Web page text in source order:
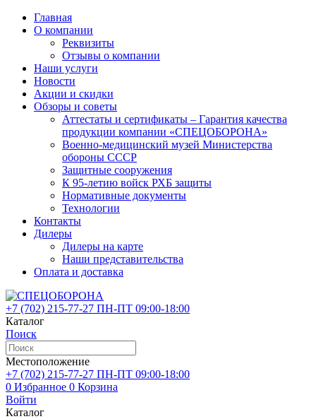
Главная
О компании
Реквизиты
Отзывы о компании
Наши услуги
Новости
Акции и скидки
Обзоры и советы
Аттестаты и сертификаты – Гарантия качества
продукции компании «СПЕЦОБОРОНА»
Военно-медицинский музей Министерства
обороны СССР
Защитные сооружения
К 95-летию войск РХБ защиты
Нормативные документы
Технологии
Контакты
Дилеры
Дилеры на карте
Наши представительства
Оплата и доставка
+7 (702) 215-77-27 ПН-ПТ 09:00-18:00
Каталог
Поиск
Местоположение
+7 (702) 215-77-27 ПН-ПТ 09:00-18:00
0 Избранное 0 Корзина
Войти
Каталог